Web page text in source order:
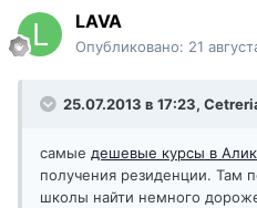
LAVA
Опубликовано: 21
25.07.2013 в 17:23,
самые дешевые курсы в
получения резиденции. Там
школы найти немного